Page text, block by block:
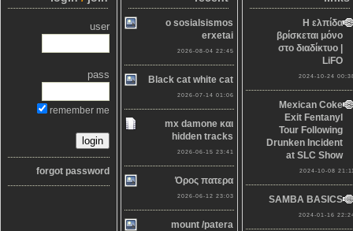
user
pass
remember me
forgot password
o sosialsismos
erxetai
2026-08-04 22:45
Black cat white cat
2026-07-14 01:06
mx damone και
hidden tracks
2026-06-15 23:41
Όρος πατερα
2026-06-12 23:03
mount /patera
Η ελπίδα
βρίσκεται μόνο
στο διαδίκτυο |
LiFO
2024-10-24
Mexican Coke
Exit Fentanyl
Tour Following
Drunken Incident
at SLC Show
2024-10-08
SAMBA BASICS
2024-01-16